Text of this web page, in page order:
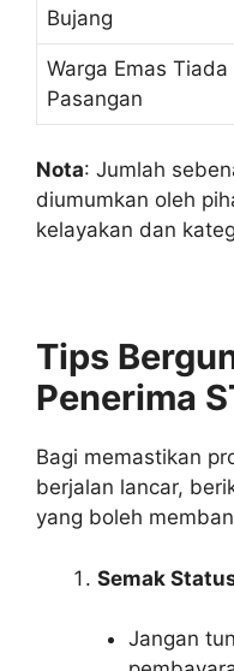
Bujang
Warga Emas Tiada
Pasangan
Nota: Jumlah
diumumkan oleh
kelayakan dan
Tips
Penerima
Bagi memastikan
berjalan lancar,
yang boleh
Semak
Jangan